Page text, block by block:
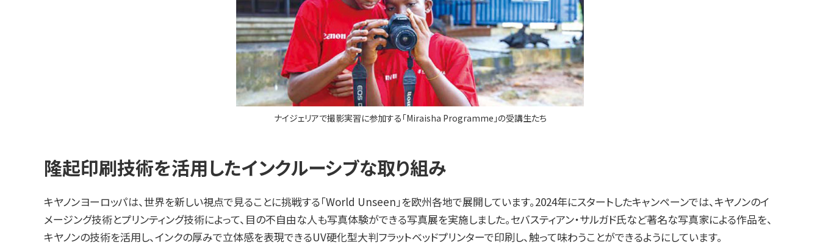
ナイジェリアで撮影実習に参加する「Miraisha Programme」の受講生たち
隆起印刷技術を活用したインクルーシブな取り組み
キヤノンヨーロッパは、世界を新しい視点で見ることに挑戦する「World Unseen」を欧州各地で展開しています。2024年にスタートしたキャンペーンでは、キヤノンのイ
メージング技術とプリンティング技術によって、目の不自由な人も写真体験ができる写真展を実施しました。セバスティアン・サルガド氏など著名な写真家による作品を、
キヤノンの技術を活用し、インクの厚みで立体感を表現できるUV硬化型大判フラットベッドプリンターで印刷し、触って味わうことができるようにしています。